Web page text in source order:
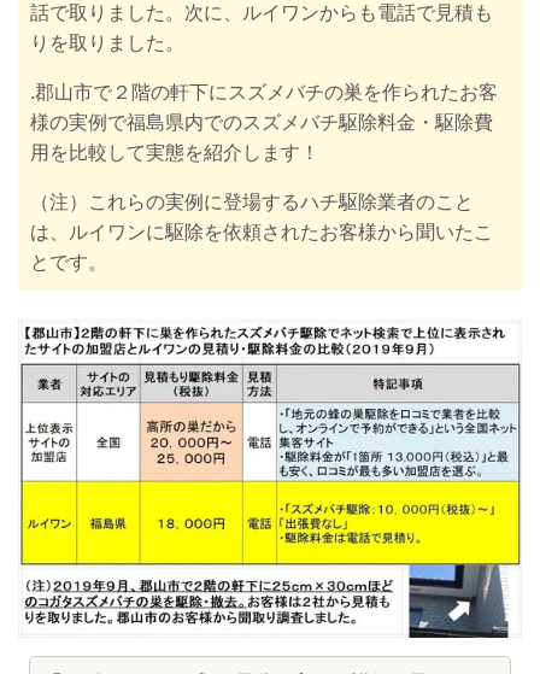
話で取りました。 次に、ルイワンからも電話で見積も
りを取りました。
.郡山市で２階の軒下にスズメバチの巣を作られたお客
様の実例で福島県内でのスズメバチ駆除料金・駆除費
用を比較して実態を紹介します！
（注）これらの実例に登場するハチ駆除業者のこと
は、ルイワンに駆除を依頼されたお客様から聞いたこ
とです。